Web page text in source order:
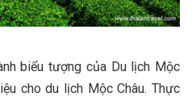
biểu tượng của Du lịch Mộc
cho du lịch Mộc Châu. Thực